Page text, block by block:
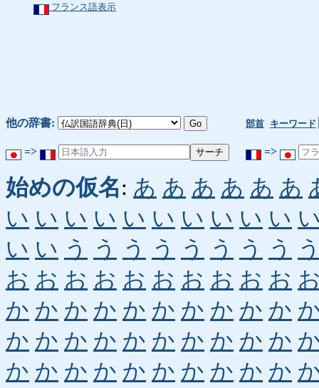
フランス語表示
他の辞書: 部首 キーワード
=> =>
始めの仮名: あ あ あ あ あ あ
い い い い い い い い い い
い い う う う う う う う う
お お お お お お お お お お
か か か か か か か か か か
か か か か か か か か か か
か か か か か か か か か か